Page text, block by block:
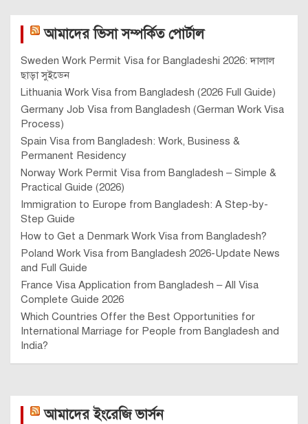
আমাদের ভিসা সম্পর্কিত পোর্টাল
Sweden Work Permit Visa for Bangladeshi 2026: দালাল
ছাড়া সুইডেন
Lithuania Work Visa from Bangladesh (2026 Full Guide)
Germany Job Visa from Bangladesh (German Work Visa
Process)
Spain Visa from Bangladesh: Work, Business &
Permanent Residency
Norway Work Permit Visa from Bangladesh – Simple &
Practical Guide (2026)
Immigration to Europe from Bangladesh: A Step-by-
Step Guide
How to Get a Denmark Work Visa from Bangladesh?
Poland Work Visa from Bangladesh 2026-Update News
and Full Guide
France Visa Application from Bangladesh – All Visa
Complete Guide 2026
Which Countries Offer the Best Opportunities for
International Marriage for People from Bangladesh and
India?
আমাদের ইংরেজি ভার্সন